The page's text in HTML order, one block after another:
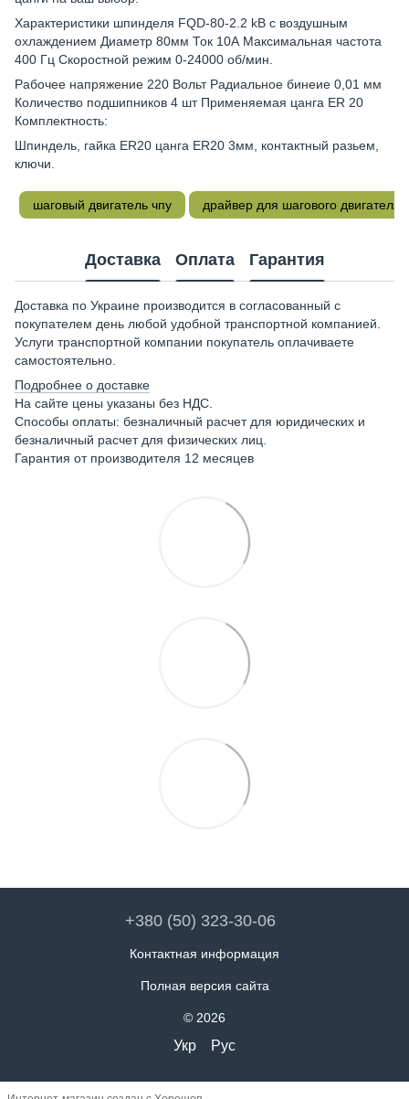
Характеристики шпинделя FQD-80-2.2 kB с воздушным
охлаждением Диаметр 80мм Ток 10А Максимальная частота
400 Гц Скоростной режим 0-24000 об/мин.
Рабочее напряжение 220 Вольт Радиальное бинеие 0,01 мм
Количество подшипников 4 шт Применяемая цанга ER 20
Комплектность:
Шпиндель, гайка ER20 цанга ER20 3мм, контактный разьем,
ключи.
шаговый двигатель чпу драйвер для шагового двигателя
Доставка Оплата Гарантия
Доставка по Украине производится в согласованный с
покупателем день любой удобной транспортной компанией.
Услуги транспортной компании покупатель оплачиваете
самостоятельно.
Подробнее о доставке
На сайте цены указаны без НДС.
Способы оплаты: безналичный расчет для юридических и
безналичный расчет для физических лиц.
Гарантия от производителя 12 месяцев
+380 (50) 323-30-06
Контактная информация
Полная версия сайта
© 2026
Укр Рус